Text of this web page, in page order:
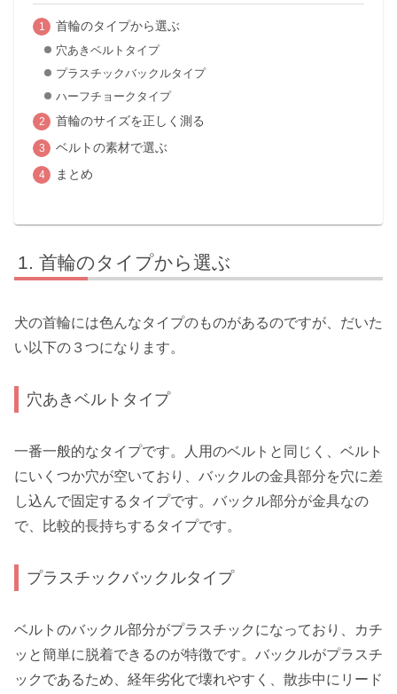
首輪のタイプから選ぶ
穴あきベルトタイプ
プラスチックバックルタイプ
ハーフチョークタイプ
首輪のサイズを正しく測る
ベルトの素材で選ぶ
まとめ
首輪のタイプから選ぶ
犬の首輪には色んなタイプのものがあるのですが、だいた
い以下の３つになります。
穴あきベルトタイプ
一番一般的なタイプです。人用のベルトと同じく、ベルト
にいくつか穴が空いており、バックルの金具部分を穴に差
し込んで固定するタイプです。バックル部分が金具なの
で、比較的長持ちするタイプです。
プラスチックバックルタイプ
ベルトのバックル部分がプラスチックになっており、カチ
ッと簡単に脱着できるのが特徴です。バックルがプラスチ
ックであるため、経年劣化で壊れやすく、散歩中にリード